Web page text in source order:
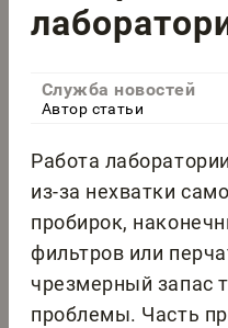
Служба новостей
Автор статьи
Работа
из-за нехватки
пробирок,
фильтров или
чрезмерный запас
проблемы. Часть